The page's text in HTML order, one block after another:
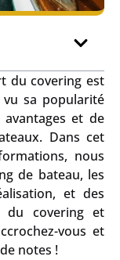
du covering est
sa popularité
et de
Dans cet
nous
de bateau, les
et des
du covering et
vous et
notes !